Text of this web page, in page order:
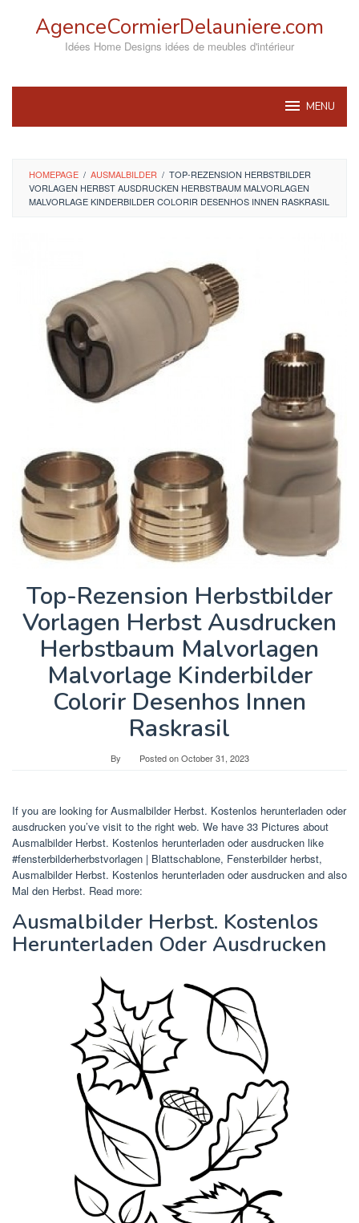
AgenceCormierDelauniere.com
Idées Home Designs idées de meubles d'intérieur
MENU
HOMEPAGE / AUSMALBILDER / TOP-REZENSION HERBSTBILDER
VORLAGEN HERBST AUSDRUCKEN HERBSTBAUM MALVORLAGEN
MALVORLAGE KINDERBILDER COLORIR DESENHOS INNEN RASKRASIL
Top-Rezension Herbstbilder
Vorlagen Herbst Ausdrucken
Herbstbaum Malvorlagen
Malvorlage Kinderbilder
Colorir Desenhos Innen
Raskrasil
By Posted onOctober 31, 2023
If you are looking for Ausmalbilder Herbst. Kostenlos herunterladen oder
ausdrucken you’ve visit to the right web. We have 33 Pictures about
Ausmalbilder Herbst. Kostenlos herunterladen oder ausdrucken like
#fensterbilderherbstvorlagen | Blattschablone, Fensterbilder herbst,
Ausmalbilder Herbst. Kostenlos herunterladen oder ausdrucken and also
Mal den Herbst. Read more:
Ausmalbilder Herbst. Kostenlos
Herunterladen Oder Ausdrucken